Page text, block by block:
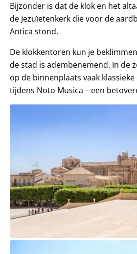
Bijzonder is dat de klok en het
de Jezuïetenkerk die voor de
Antica stond.
De klokkentoren kun je
de stad is adembenemend. In de
op de binnenplaats vaak
tijdens Noto Musica – een